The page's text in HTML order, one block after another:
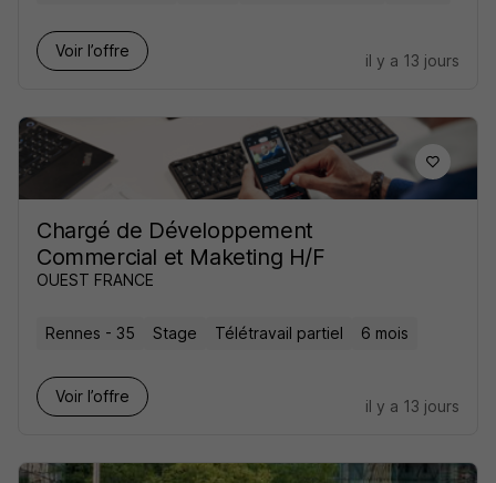
Voir l’offre
il y a 13 jours
Chargé de Développement
Commercial et Maketing H/F
OUEST FRANCE
Rennes - 35 Stage Télétravail partiel 6 mois
Voir l’offre
il y a 13 jours